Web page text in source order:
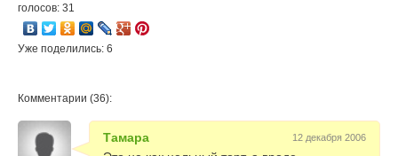
голосов: 31
Уже поделились: 6
Комментарии (36):
Тамара 12 декабря 2006